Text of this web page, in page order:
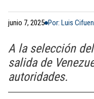
junio 7, 2025 Por: Luis
A la selección
salida de
autoridades.